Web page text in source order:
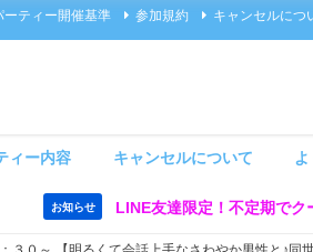
ーティー開催基準 参加規約 キャンセルにつ
ィー内容 キャンセルについて
お知らせ LINE友達限定！不定期でク
３０～ 【明るくて会話上手なさわやか男性と♪同